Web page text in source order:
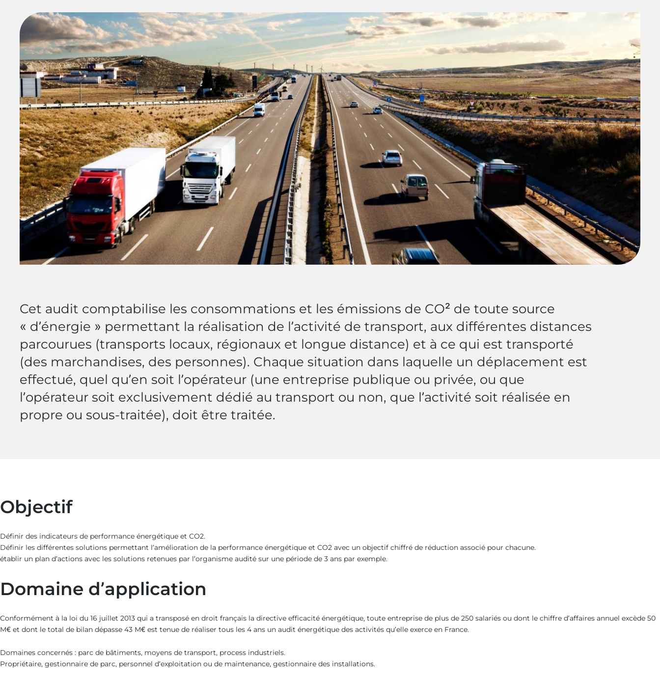
Cet audit comptabilise les consommations et les émissions de CO² de toute source
« d’énergie » permettant la réalisation de l’activité de transport, aux différentes distances
parcourues (transports locaux, régionaux et longue distance) et à ce qui est transporté
(des marchandises, des personnes). Chaque situation dans laquelle un déplacement est
effectué, quel qu’en soit l’opérateur (une entreprise publique ou privée, ou que
l’opérateur soit exclusivement dédié au transport ou non, que l’activité soit réalisée en
propre ou sous-traitée), doit être traitée.
Objectif
Définir des indicateurs de performance énergétique et CO2.
Définir les différentes solutions permettant l’amélioration de la performance énergétique et CO2 avec un objectif chiffré de réduction associé pour chacune.
établir un plan d’actions avec les solutions retenues par l’organisme audité sur une période de 3 ans par exemple.
Domaine d’application
Conformément à la loi du 16 juillet 2013 qui a transposé en droit français la directive efficacité énergétique, toute entreprise de plus de 250 salariés ou dont le chiffre d’affaires annuel excède 50
M€ et dont le total de bilan dépasse 43 M€ est tenue de réaliser tous les 4 ans un audit énergétique des activités qu’elle exerce en France.
Domaines concernés : parc de bâtiments, moyens de transport, process industriels.
Propriétaire, gestionnaire de parc, personnel d’exploitation ou de maintenance, gestionnaire des installations.